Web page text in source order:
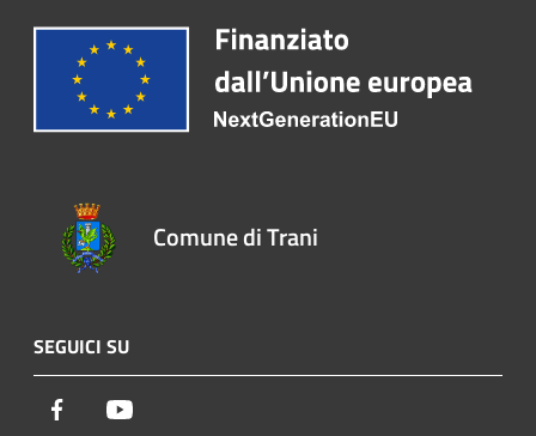
Comune di Trani
SEGUICI SU
Facebook